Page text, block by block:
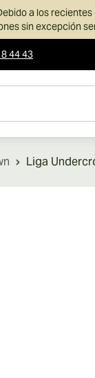
a los
sin excepción
44 43
Liga